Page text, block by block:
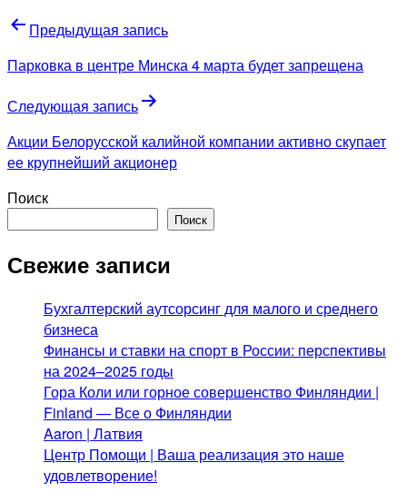
Навигация
по
Предыдущая запись
Парковка в центре Минска 4 марта будет запрещена
Следующая запись
Акции Белорусской калийной компании активно скупает
ее крупнейший акционер
Поиск
Поиск
Свежие записи
Бухгалтерский аутсорсинг для малого и среднего
бизнеса
Финансы и ставки на спорт в России: перспективы
на 2024–2025 годы
Гора Коли или горное совершенство Финляндии |
Finland — Все о Финляндии
Aaron | Латвия
Центр Помощи | Ваша реализация это наше
удовлетворение!